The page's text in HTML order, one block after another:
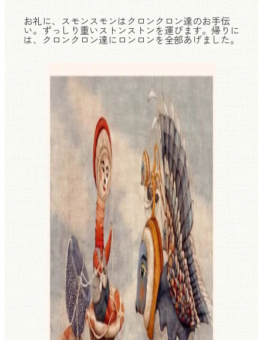
お礼に、スモンスモンはクロンクロン達のお手伝
い。ずっしり重いストンストンを運びます。帰りに
は、クロンクロン達にロンロンを全部あげました。